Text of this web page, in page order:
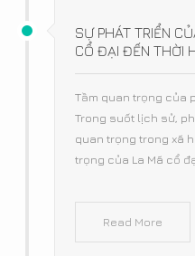
SỰ PHÁT TRIỂN
CỔ ĐẠI ĐẾN THỜI
Tầm quan trọng của
Trong suốt lịch sử,
quan trọng trong xã
trọng của La Mã cổ
Read More